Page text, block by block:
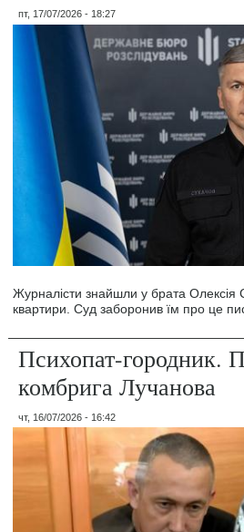
пт, 17/07/2026 - 18:27
Журналісти знайшли у брата Олексія
квартири. Суд заборонив їм про це
Психопат-городник.
комбрига Лучанова
чт, 16/07/2026 - 16:42